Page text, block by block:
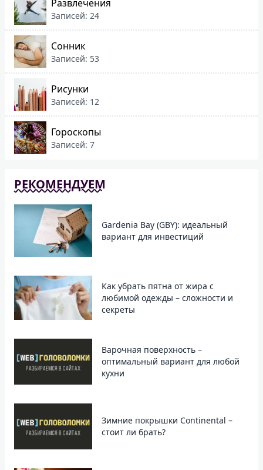
Развлечения
Записей: 24
Сонник
Записей: 53
Рисунки
Записей: 12
Гороскопы
Записей: 7
РЕКОМЕНДУЕМ
Gardenia Bay (GBY): идеальный
вариант для инвестиций
Как убрать пятна от жира с
любимой одежды – сложности и
секреты
Варочная поверхность –
оптимальный вариант для любой
кухни
Зимние покрышки Continental –
стоит ли брать?